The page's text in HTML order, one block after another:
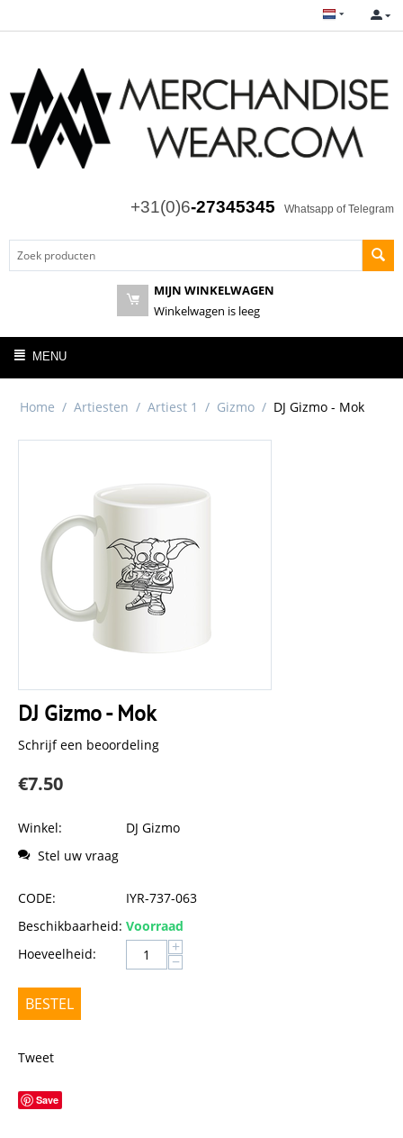
+31(0)6-27345345 Whatsapp of Telegram
MIJN WINKELWAGEN
Winkelwagen is leeg
MENU
Home / Artiesten / Artiest 1 / Gizmo / DJ Gizmo - Mok
DJ Gizmo - Mok
Schrijf een beoordeling
€7.50
Winkel:
DJ Gizmo
Stel uw vraag
CODE:
IYR-737-063
Beschikbaarheid: Voorraad
Hoeveelheid:
+
−
BESTEL
Tweet
Save